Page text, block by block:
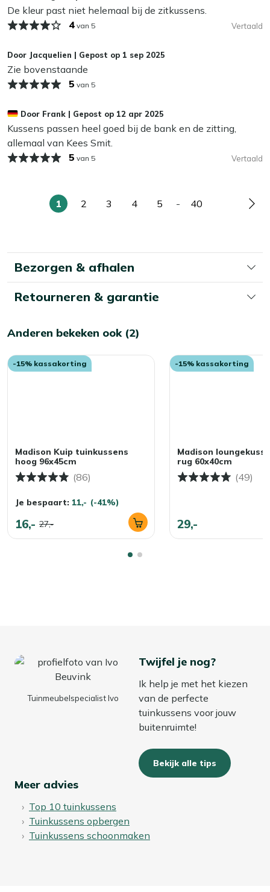
blijven. Dat bespaart je weer schoonmaakwerk!
laten liggen?
Wij adviseren om je tuinkussens droog op te bergen als je
ze niet gebruikt. Zelfs de meest waterafstotende stoffen
kunnen op termijn last krijgen van vocht, wat slijtage en
schimmel kan veroorzaken. In de herfst en winter bewaar
je je kussens het beste binnen of in een waterdichte
opbergbox. Zo blijven ze langer mooi en fris!
De kleur past niet helemaal bij de zitkussens.
4 van 5 Vertaald
Door Jacquelien | Gepost op 1 sep 2025
Zie bovenstaande
5 van 5
Door Frank | Gepost op 12 apr 2025
Kussens passen heel goed bij de bank en de zitting,
allemaal van Kees Smit.
5 van 5 Vertaald
U
pagina
1
Pagina
2
Pagina
3
Pagina
4
Pagina
5 -
Pagina
40
Bezorgen & afhalen
Retourneren & garantie
Anderen bekeken ook (2)
-15% kassakorting
Madison Kuip tuinkussens
hoog 96x45cm
(86)
Je bespaart: 11,- (-41%)
16,- 27,-
-15% kassakorting
Madison
rug 60x40cm
(49)
29,-
Tuinmeubelspecialist Ivo
Twijfel je nog?
Ik help je met het kiezen
van de perfecte
tuinkussens voor jouw
buitenruimte!
Bekijk alle tips
Meer advies
Top 10 tuinkussens
Tuinkussens opbergen
Tuinkussens schoonmaken